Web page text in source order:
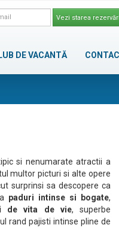
Vezi starea
DE VACANTĂ
si nenumarate atractii a
multor picturi si alte opere
surprinsi sa descopere ca
paduri intinse si bogate,
de vita de vie, superbe
rand pajisti intinse pline de